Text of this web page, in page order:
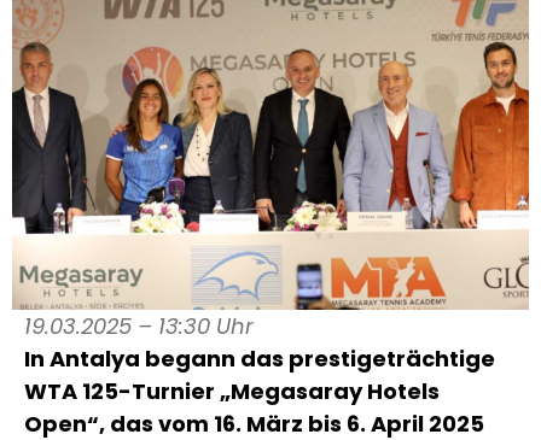
19.03.2025 – 13:30 Uhr
In Antalya begann das prestigeträchtige
WTA 125-Turnier „Megasaray Hotels
Open“, das vom 16. März bis 6. April 2025